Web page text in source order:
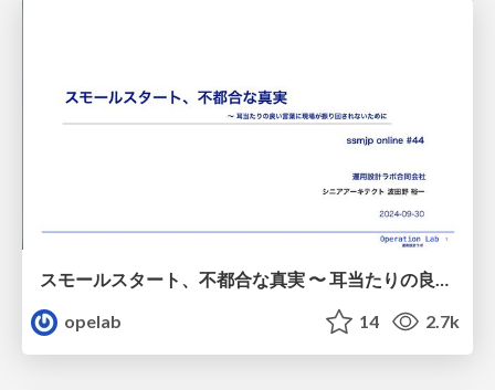
スモールスタート、不都合な真実 〜 耳当たりの良い言葉に現場が振り回されないために/20240930-ssmjp-small-start
opelab
14 2.7k